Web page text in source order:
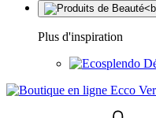
Plus d'inspiration